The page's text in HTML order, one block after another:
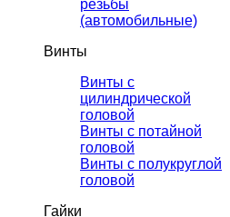
резьбы
(автомобильные)
Винты
Винты с
цилиндрической
головой
Винты с потайной
головой
Винты с полукруглой
головой
Гайки